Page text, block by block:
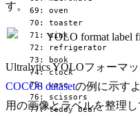
  69: oven
  70: toaster
  71: sink
  72: refrigerator
  73: book
  74: clock
  75: vase
  76: scissors
  77: teddy bear
す。
Ultralytics YOLOフォーマ
COCO8 datasetの例に示す
用の画像とラベルを整理し